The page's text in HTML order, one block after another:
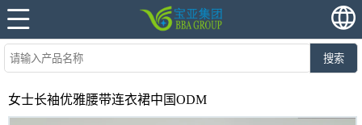
搜索
女士长袖优雅腰带连衣裙中国ODM